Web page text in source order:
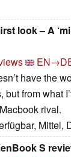
look – A
have the
but from what
rival.
Mittel,
S